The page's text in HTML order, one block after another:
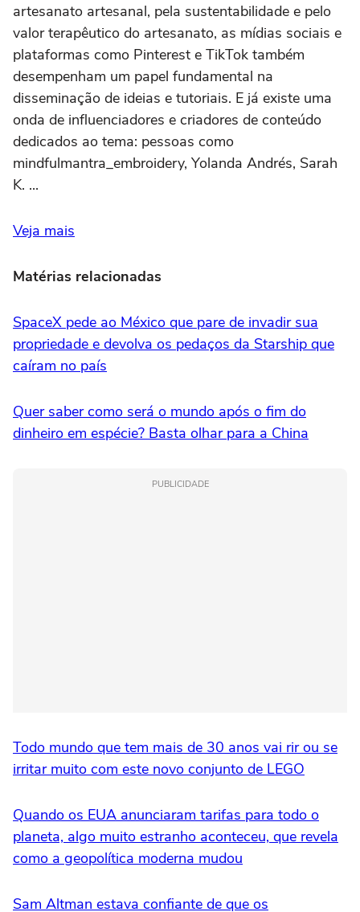
artesanato artesanal, pela sustentabilidade e pelo
valor terapêutico do artesanato, as mídias sociais e
plataformas como Pinterest e TikTok também
desempenham um papel fundamental na
disseminação de ideias e tutoriais. E já existe uma
onda de influenciadores e criadores de conteúdo
dedicados ao tema: pessoas como
mindfulmantra_embroidery, Yolanda Andrés, Sarah
K. ...
Veja mais
Matérias relacionadas
SpaceX pede ao México que pare de invadir sua
propriedade e devolva os pedaços da Starship que
caíram no país
Quer saber como será o mundo após o fim do
dinheiro em espécie? Basta olhar para a China
PUBLICIDADE
Todo mundo que tem mais de 30 anos vai rir ou se
irritar muito com este novo conjunto de LEGO
Quando os EUA anunciaram tarifas para todo o
planeta, algo muito estranho aconteceu, que revela
como a geopolítica moderna mudou
Sam Altman estava confiante de que os